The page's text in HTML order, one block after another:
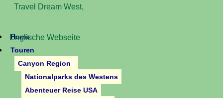
Home
Touren
Canyon Region
Nationalparks des Westens
Abenteuer Reise USA